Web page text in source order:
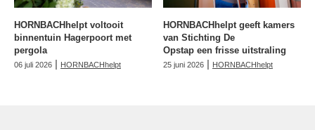
HORNBACHhelpt voltooit
binnentuin Hagerpoort met
pergola
06 juli 2026 | HORNBACHhelpt
HORNBACHhelpt geeft kamers
van Stichting De
Opstap een frisse uitstraling
25 juni 2026 | HORNBACHhelpt